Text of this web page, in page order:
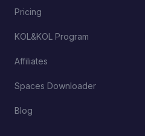
Pricing
KOL&KOL Program
Affiliates
Spaces Downloader
Blog